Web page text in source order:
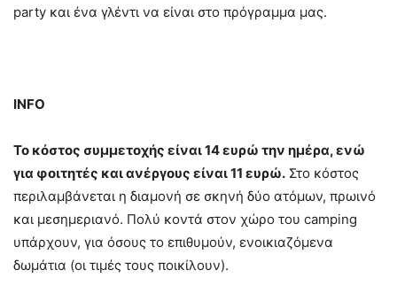
party και ένα γλέντι να είναι στο πρόγραμμα μας.
INFO
Το κόστος συμμετοχής είναι 14 ευρώ την ημέρα, ενώ
για φοιτητές και ανέργους είναι 11 ευρώ. Στο κόστος
περιλαμβάνεται η διαμονή σε σκηνή δύο ατόμων, πρωινό
και μεσημεριανό. Πολύ κοντά στον χώρο του camping
υπάρχουν, για όσους το επιθυμούν, ενοικιαζόμενα
δωμάτια (οι τιμές τους ποικίλουν).